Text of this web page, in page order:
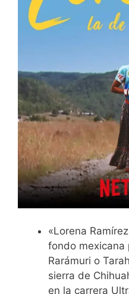
«Lorena
fondo mexicana
Rarámuri o
sierra de
en la carrera